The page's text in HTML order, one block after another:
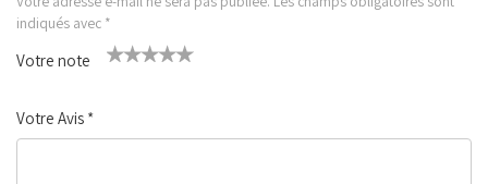
indiqués avec *
Votre note
oi
s sur
5
Votre Avis *